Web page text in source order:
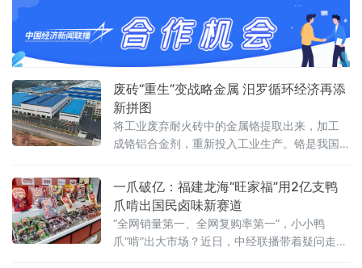
经济与智慧城市促进会牵头，联合杭州市上城
区科技经信局、阿里云等14家单位共同编制的
《人工智能OPC术语》团体标准正式发布，将
于8月1日起实施。这是国内首个聚焦人工智能
OPC（One Person Company，一人公司）领
域的术语类标
废砖“重生”变战略金属 汨罗循环经济再添
新拼图
将工业废弃耐火砖中的金属铬提取出来，加工
成铬铝合金剂，重新投入工业生产。铬是我国
不足0.1%，九成以上依赖进口。锘锋新材料的
技术团队另辟蹊径，将目光投向长期被忽视
的“城市矿山”——废耐火砖
一爪破亿：福建龙海“旺家福”用2亿支鸭
爪啃出国民卤味新赛道
“全网销量第一、全网复购率第一”，小小鸭
爪“啃”出大市场？近日，中经联播带着疑问走进